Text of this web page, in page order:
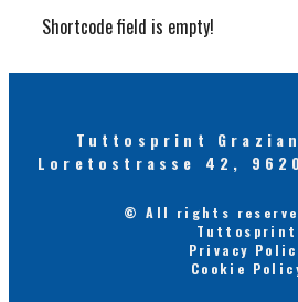
Shortcode field is empty!
Tuttosprint
Loretostrasse 42,
© All rights
Tuttosprint
Privacy
Cookie